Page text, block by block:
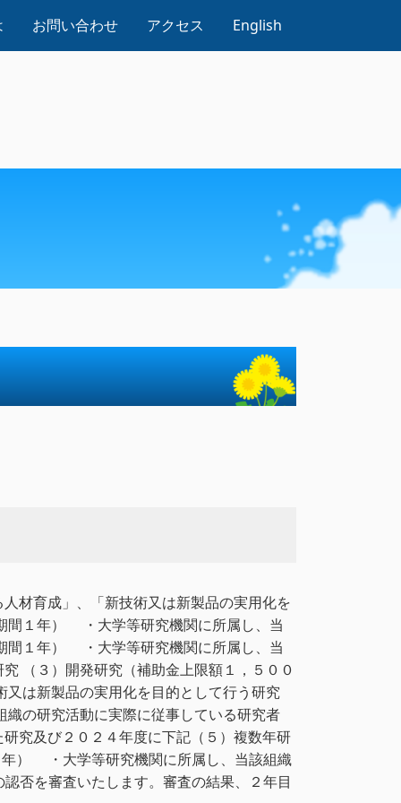
お問い合わせ アクセス English
材育成」、「新技術又は新製品の実用化を
間１年） ・大学等研究機関に所属し、当
間１年） ・大学等研究機関に所属し、当
（３）開発研究（補助金上限額１，５００
は新製品の実用化を目的として行う研究
の研究活動に実際に従事している研究者
究及び２０２４年度に下記（５）複数年研
） ・大学等研究機関に所属し、当該組織
否を審査いたします。審査の結果、２年目